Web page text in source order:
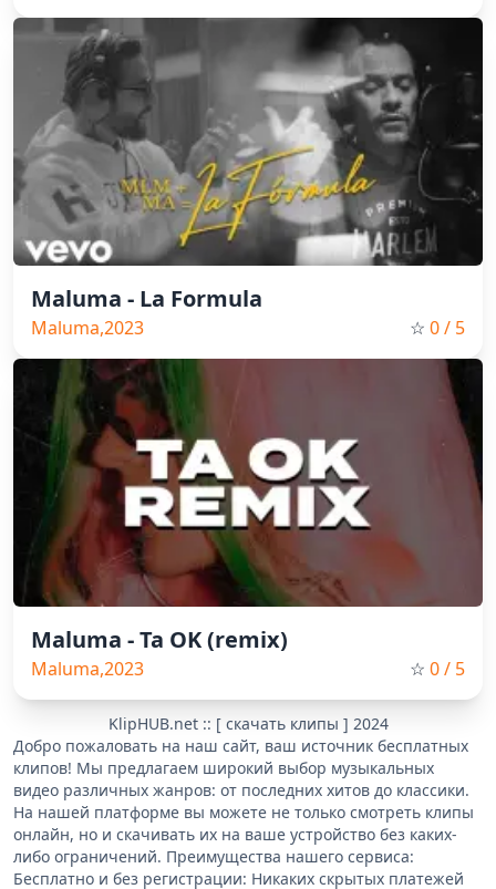
Maluma - La Formula
Maluma,2023 ☆ 0/ 5
Maluma - Ta OK (remix)
Maluma,2023 ☆ 0/ 5
KlipHUB.net :: [ скачать клипы ] 2024
Добро пожаловать на наш сайт, ваш источник бесплатных
клипов! Мы предлагаем широкий выбор музыкальных
видео различных жанров: от последних хитов до классики.
На нашей платформе вы можете не только смотреть клипы
онлайн, но и скачивать их на ваше устройство без каких-
либо ограничений. Преимущества нашего сервиса:
Бесплатно и без регистрации: Никаких скрытых платежей